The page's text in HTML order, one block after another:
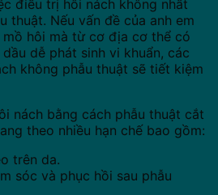
điều trị hôi nách không nhất
thuật. Nếu vấn đề của anh em
hôi mà từ cơ địa cơ thể có
dễ phát sinh vi khuẩn, các
không phẫu thuật sẽ tiết kiệm
nách bằng cách phẫu thuật cắt
theo nhiều hạn chế bao gồm:
trên da.
sóc và phục hồi sau phẫu